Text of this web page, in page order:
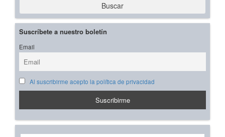
Buscar
Suscríbete a nuestro boletín
Email
Al suscribirme acepto la política de privacidad